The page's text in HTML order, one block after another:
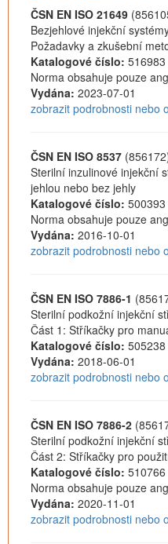
ČSN EN ISO 21649
Bezjehlové injekční
Požadavky a zkušební
Katalogové číslo: 516983
Norma obsahuje pouze
Vydána: 2023-07-01
zobrazit podrobnosti nebo
ČSN EN ISO 8537
Sterilní inzulinové injekční
jehlou nebo bez jehly
Katalogové číslo: 500393
Norma obsahuje pouze
Vydána: 2016-10-01
zobrazit podrobnosti nebo
ČSN EN ISO 7886-1
Sterilní podkožní injekční
Část 1: Stříkačky pro
Katalogové číslo: 505238
Vydána: 2018-06-01
zobrazit podrobnosti nebo
ČSN EN ISO 7886-2
Sterilní podkožní injekční
Část 2: Stříkačky pro
Katalogové číslo: 510766
Norma obsahuje pouze
Vydána: 2020-11-01
zobrazit podrobnosti nebo